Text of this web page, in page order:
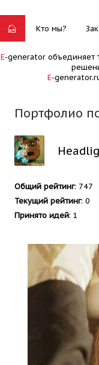
Кто мы?
E-generator объединяет
E-
Портфолио
Общий рейтинг: 747
Текущий рейтинг: 0
Принято идей: 1